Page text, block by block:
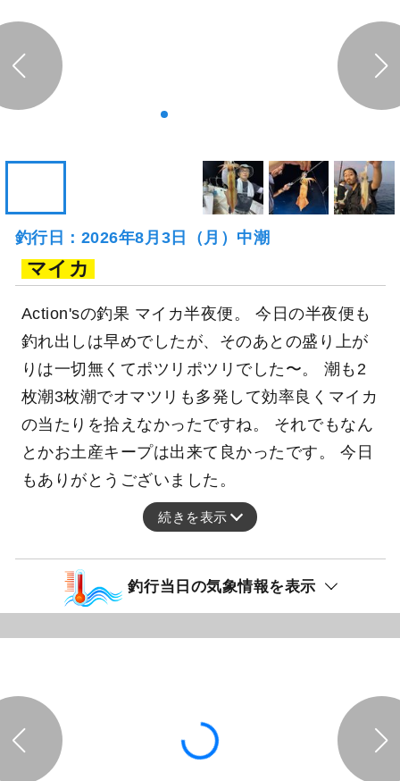
釣行日：2026年8月3日（月）中潮
マイカ
Action'sの釣果 マイカ半夜便。 今日の半夜便も
釣れ出しは早めでしたが、そのあとの盛り上が
りは一切無くてポツリポツリでした〜。 潮も2
枚潮3枚潮でオマツリも多発して効率良くマイカ
の当たりを拾えなかったですね。 それでもなん
とかお土産キープは出来て良かったです。 今日
もありがとうございました。
続きを表示
釣行当日の気象情報を表示